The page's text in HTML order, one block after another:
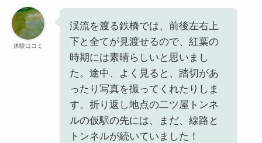
体験口コミ
渓流を渡る鉄橋では、前後左右上
下と全てが見渡せるので、紅葉の
時期には素晴らしいと思いまし
た。途中、よく見ると、踏切があ
ったり写真を撮ってくれたりしま
す。折り返し地点の二ツ屋トンネ
ルの仮駅の先には、まだ、線路と
トンネルが続いていました！